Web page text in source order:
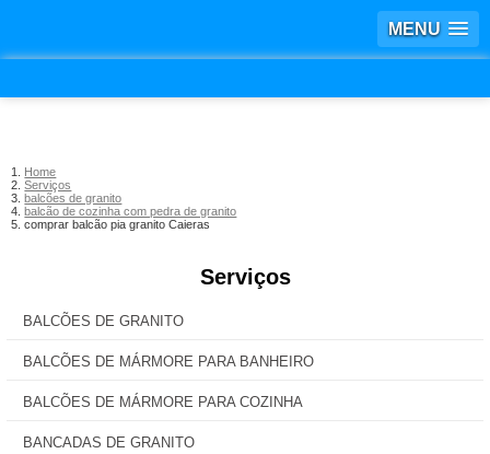
MENU
Home
Serviços
balcões de granito
balcão de cozinha com pedra de granito
comprar balcão pia granito Caieras
Serviços
BALCÕES DE GRANITO
BALCÕES DE MÁRMORE PARA BANHEIRO
BALCÕES DE MÁRMORE PARA COZINHA
BANCADAS DE GRANITO